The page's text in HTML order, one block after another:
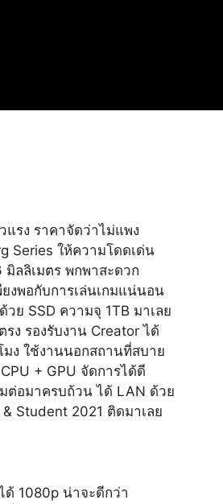
แรง ราคาจัดว่าไม่แพง
Series ให้ความโดดเด่น
มิลลิเมตร พกพาสะดวก
งพอกับการเล่นเกมแน่นอน
ย SSD ความจุ 1TB มาเลย
รง รองรับงาน Creator ได้
ง ใช้งานนอกสถานที่สบาย
+ GPU จัดการได้ดี
ต่อมาครบถ้วน ได้ LAN ด้วย
Student 2021 ติดมาเลย
ด้ 1080p น่าจะดีกว่า